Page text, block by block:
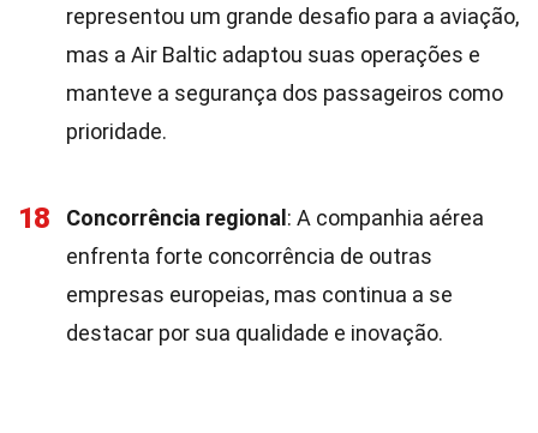
representou um grande desafio para a aviação,
mas a Air Baltic adaptou suas operações e
manteve a segurança dos passageiros como
prioridade.
18 Concorrência regional : A companhia aérea
enfrenta forte concorrência de outras
empresas europeias, mas continua a se
destacar por sua qualidade e inovação.